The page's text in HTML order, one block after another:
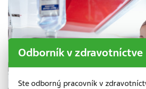
Odborník v zdravotníctve
Ste odborný pracovník v